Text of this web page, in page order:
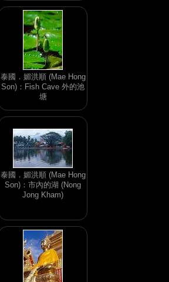
泰國．媚洪順 (Mae Hong
Son)：Fish Cave 外的池
塘
泰國．媚洪順 (Mae Hong
Son)：市內的湖 (Nong
Jong Kham)